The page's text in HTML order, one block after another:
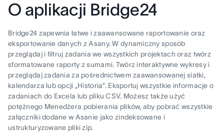
O aplikacji Bridge24
Bridge24 zapewnia łatwe i zaawansowane raportowanie oraz
eksportowanie danych z Asany. W dynamiczny sposób
przeglądaj i filtruj zadania we wszystkich projektach oraz twórz
sformatowane raporty z sumami. Twórz interaktywne wykresy i
przeglądaj zadania za pośrednictwem zaawansowanej siatki,
kalendarza lub opcji „Historia”. Eksportuj wszystkie informacje o
zadaniach do Excela lub pliku CSV. Możesz także użyć
potężnego Menedżera pobierania plików, aby pobrać wszystkie
załączniki dodane w Asanie jako zindeksowane i
ustrukturyzowane pliki zip.